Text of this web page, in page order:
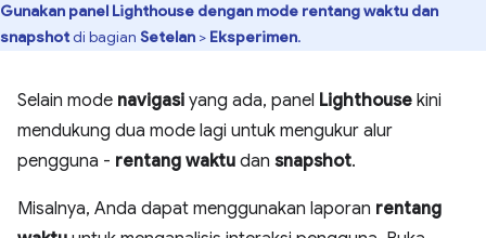
Gunakan panel Lighthouse dengan mode rentang waktu dan
snapshotdi bagian Setelan > Eksperimen.
Selain mode navigasi yang ada, panel Lighthouse kini
mendukung dua mode lagi untuk mengukur alur
pengguna - rentang waktu dan snapshot.
Misalnya, Anda dapat menggunakan laporan rentang